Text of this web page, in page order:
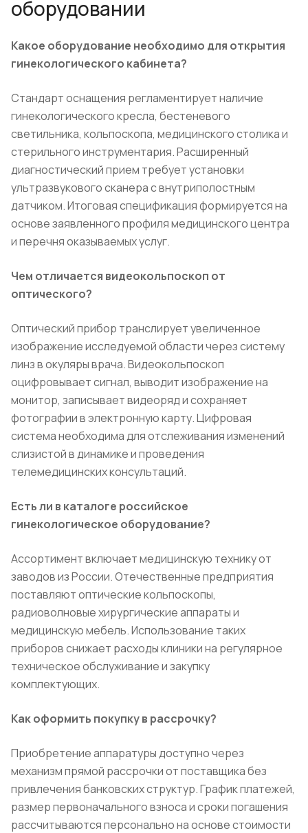
оборудовании
Какое оборудование необходимо для открытия
гинекологического кабинета?
Стандарт оснащения регламентирует наличие
гинекологического кресла, бестеневого
светильника, кольпоскопа, медицинского столика и
стерильного инструментария. Расширенный
диагностический прием требует установки
ультразвукового сканера с внутриполостным
датчиком. Итоговая спецификация формируется на
основе заявленного профиля медицинского центра
и перечня оказываемых услуг.
Чем отличается видеокольпоскоп от
оптического?
Оптический прибор транслирует увеличенное
изображение исследуемой области через систему
линз в окуляры врача. Видеокольпоскоп
оцифровывает сигнал, выводит изображение на
монитор, записывает видеоряд и сохраняет
фотографии в электронную карту. Цифровая
система необходима для отслеживания изменений
слизистой в динамике и проведения
телемедицинских консультаций.
Есть ли в каталоге российское
гинекологическое оборудование?
Ассортимент включает медицинскую технику от
заводов из России. Отечественные предприятия
поставляют оптические кольпоскопы,
радиоволновые хирургические аппараты и
медицинскую мебель. Использование таких
приборов снижает расходы клиники на регулярное
техническое обслуживание и закупку
комплектующих.
Как оформить покупку в рассрочку?
Приобретение аппаратуры доступно через
механизм прямой рассрочки от поставщика без
привлечения банковских структур. График платежей,
размер первоначального взноса и сроки погашения
рассчитываются персонально на основе стоимости